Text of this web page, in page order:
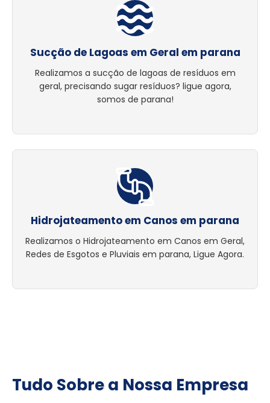
Sucção de Lagoas em Geral em parana
Realizamos a sucção de lagoas de resíduos em
geral, precisando sugar resíduos? ligue agora,
somos de parana!
Hidrojateamento em Canos em parana
Realizamos o Hidrojateamento em Canos em Geral,
Redes de Esgotos e Pluviais em parana, Ligue Agora.
Tudo Sobre a Nossa Empresa